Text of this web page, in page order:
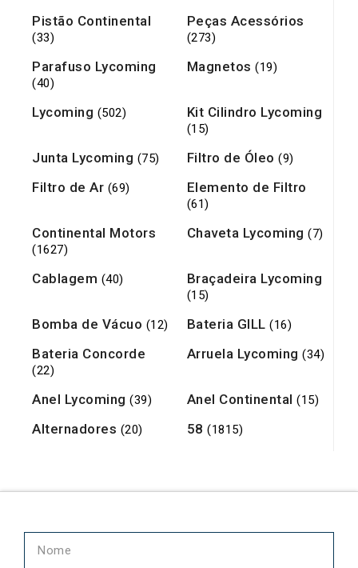
Pistão Continental
(33)
Peças Acessórios
(273)
Parafuso Lycoming
(40)
Magnetos (19)
Lycoming (502) Kit Cilindro Lycoming
(15)
Junta Lycoming (75) Filtro de Óleo (9)
Filtro de Ar (69) Elemento de Filtro
(61)
Continental Motors
(1627)
Chaveta Lycoming (7)
Cablagem (40) Braçadeira Lycoming
(15)
Bomba de Vácuo (12) Bateria GILL (16)
Bateria Concorde
(22)
Arruela Lycoming (34)
Anel Lycoming (39) Anel Continental (15)
Alternadores (20) 58 (1815)